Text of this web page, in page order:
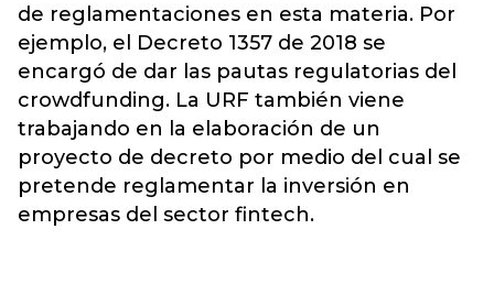
de reglamentaciones en esta materia. Por
ejemplo, el Decreto 1357 de 2018 se
encargó de dar las pautas regulatorias del
crowdfunding. La URF también viene
trabajando en la elaboración de un
proyecto de decreto por medio del cual se
pretende reglamentar la inversión en
empresas del sector fintech.